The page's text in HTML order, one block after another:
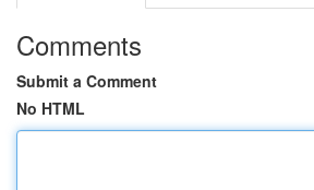
Comments
Submit a Comment
No HTML